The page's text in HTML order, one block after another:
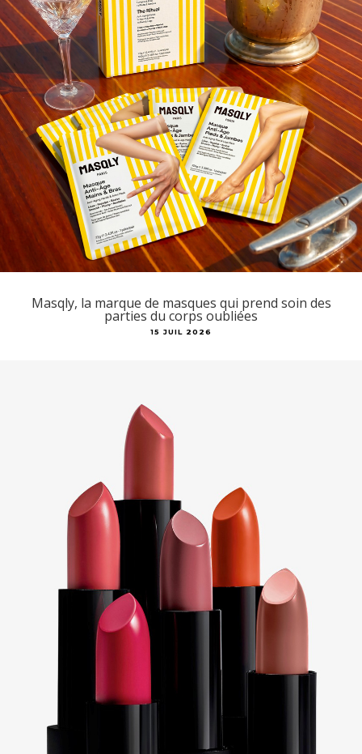
Masqly, la marque de masques qui prend soin des
parties du corps oubliées
15 JUIL 2026